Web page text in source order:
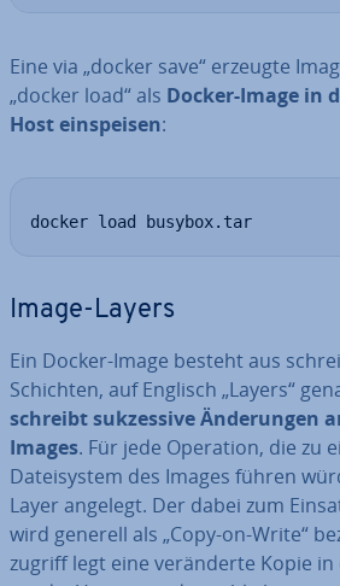
Eine via „docker save“ erzeugte
„docker load“ als Docker-Image in
Host ein­spei­sen:
docker load busybox.tar
Image-Layers
Ein Docker-Image besteht aus
Schichten, auf Englisch „Layers“
schreibt suk­zes­si­ve Än­de­run­gen
Images. Für jede Operation, die zu
Da­tei­sys­tem des Images führen
Layer angelegt. Der dabei zum
wird generell als „Copy-on-Write“
zu­griff legt eine ver­än­der­te Kopie in